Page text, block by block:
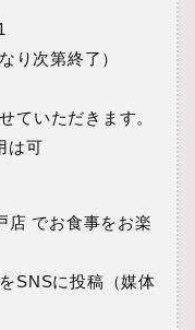
り次第終了）
ていただきます。
は可
店 でお食事をお楽
SNSに投稿（媒体